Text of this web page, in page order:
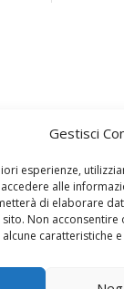
Gestisci
esperienze,
alle
di elaborare
sito. Non
caratteristiche